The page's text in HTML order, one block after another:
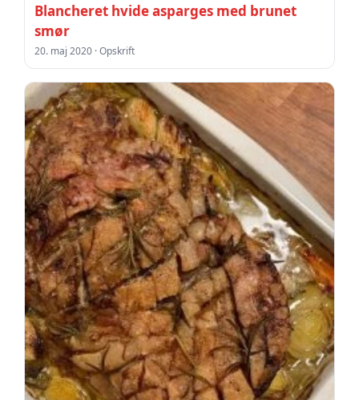
Blancheret hvide asparges med brunet
smør
20. maj 2020 · Opskrift